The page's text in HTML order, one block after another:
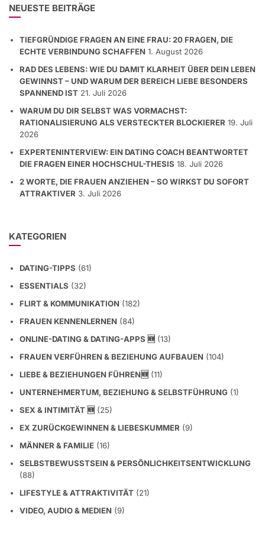
NEUESTE BEITRÄGE
TIEFGRÜNDIGE FRAGEN AN EINE FRAU: 20 FRAGEN, DIE
ECHTE VERBINDUNG SCHAFFEN 1. August 2026
RAD DES LEBENS: WIE DU DAMIT KLARHEIT ÜBER DEIN LEBEN
GEWINNST – UND WARUM DER BEREICH LIEBE BESONDERS
SPANNEND IST 21. Juli 2026
WARUM DU DIR SELBST WAS VORMACHST:
RATIONALISIERUNG ALS VERSTECKTER BLOCKIERER 19. Juli
2026
EXPERTENINTERVIEW: EIN DATING COACH BEANTWORTET
DIE FRAGEN EINER HOCHSCHUL-THESIS 18. Juli 2026
2 WORTE, DIE FRAUEN ANZIEHEN – SO WIRKST DU SOFORT
ATTRAKTIVER 3. Juli 2026
KATEGORIEN
DATING-TIPPS (61)
ESSENTIALS (32)
FLIRT & KOMMUNIKATION (182)
FRAUEN KENNENLERNEN (84)
ONLINE-DATING & DATING-APPS 🆕 (13)
FRAUEN VERFÜHREN & BEZIEHUNG AUFBAUEN (104)
LIEBE & BEZIEHUNGEN FÜHREN🆕 (11)
UNTERNEHMERTUM, BEZIEHUNG & SELBSTFÜHRUNG (1)
SEX & INTIMITÄT 🆕 (25)
EX ZURÜCKGEWINNEN & LIEBESKUMMER (9)
MÄNNER & FAMILIE (16)
SELBSTBEWUSSTSEIN & PERSÖNLICHKEITSENTWICKLUNG
(88)
LIFESTYLE & ATTRAKTIVITÄT (21)
VIDEO, AUDIO & MEDIEN (9)